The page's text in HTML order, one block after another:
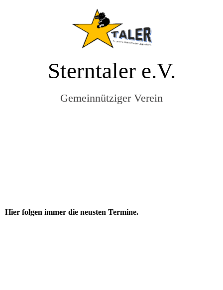
Sterntaler e.V.
Gemeinnütziger Verein
Hier folgen immer die neusten Termine.